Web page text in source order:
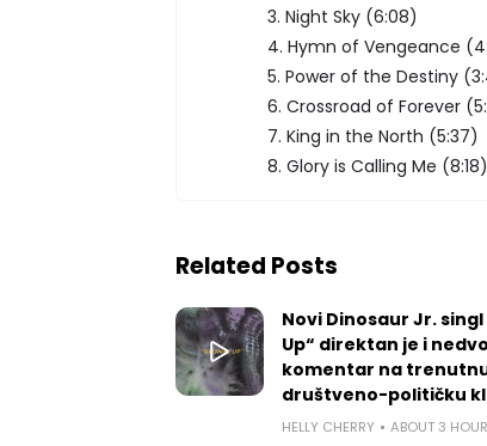
3. Night Sky (6:08)
4. Hymn of Vengeance
5. Power of the Destiny
6. Crossroad of Forever
7. King in the North (5:37)
8. Glory is Calling Me (8:18)
Related Posts
Novi Dinosaur Jr. singl
Up“ direktan je i
komentar na
društveno-političku
HELLY CHERRY ABOUT 3